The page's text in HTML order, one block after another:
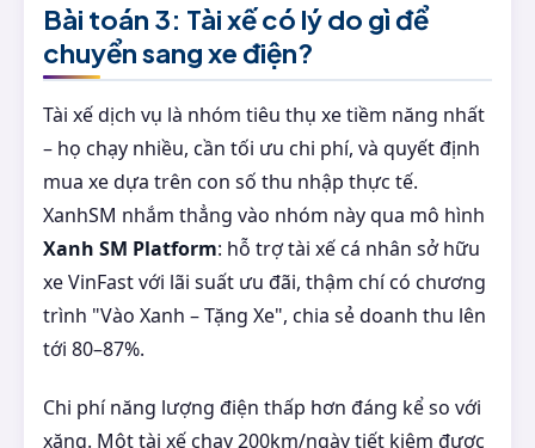
Bài toán 3: Tài xế có lý do gì để
chuyển sang xe điện?
Tài xế dịch vụ là nhóm tiêu thụ xe tiềm năng nhất
– họ chạy nhiều, cần tối ưu chi phí, và quyết định
mua xe dựa trên con số thu nhập thực tế.
XanhSM nhắm thẳng vào nhóm này qua mô hình
Xanh SM Platform: hỗ trợ tài xế cá nhân sở hữu
xe VinFast với lãi suất ưu đãi, thậm chí có chương
trình "Vào Xanh – Tặng Xe", chia sẻ doanh thu lên
tới 80–87%.
Chi phí năng lượng điện thấp hơn đáng kể so với
xăng. Một tài xế chạy 200km/ngày tiết kiệm được